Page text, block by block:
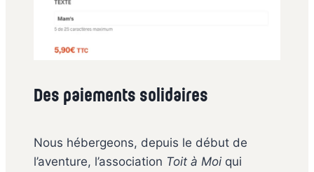
Des paiements solidaires
Nous hébergeons, depuis le début de
l’aventure, l’association Toit à Moi qui